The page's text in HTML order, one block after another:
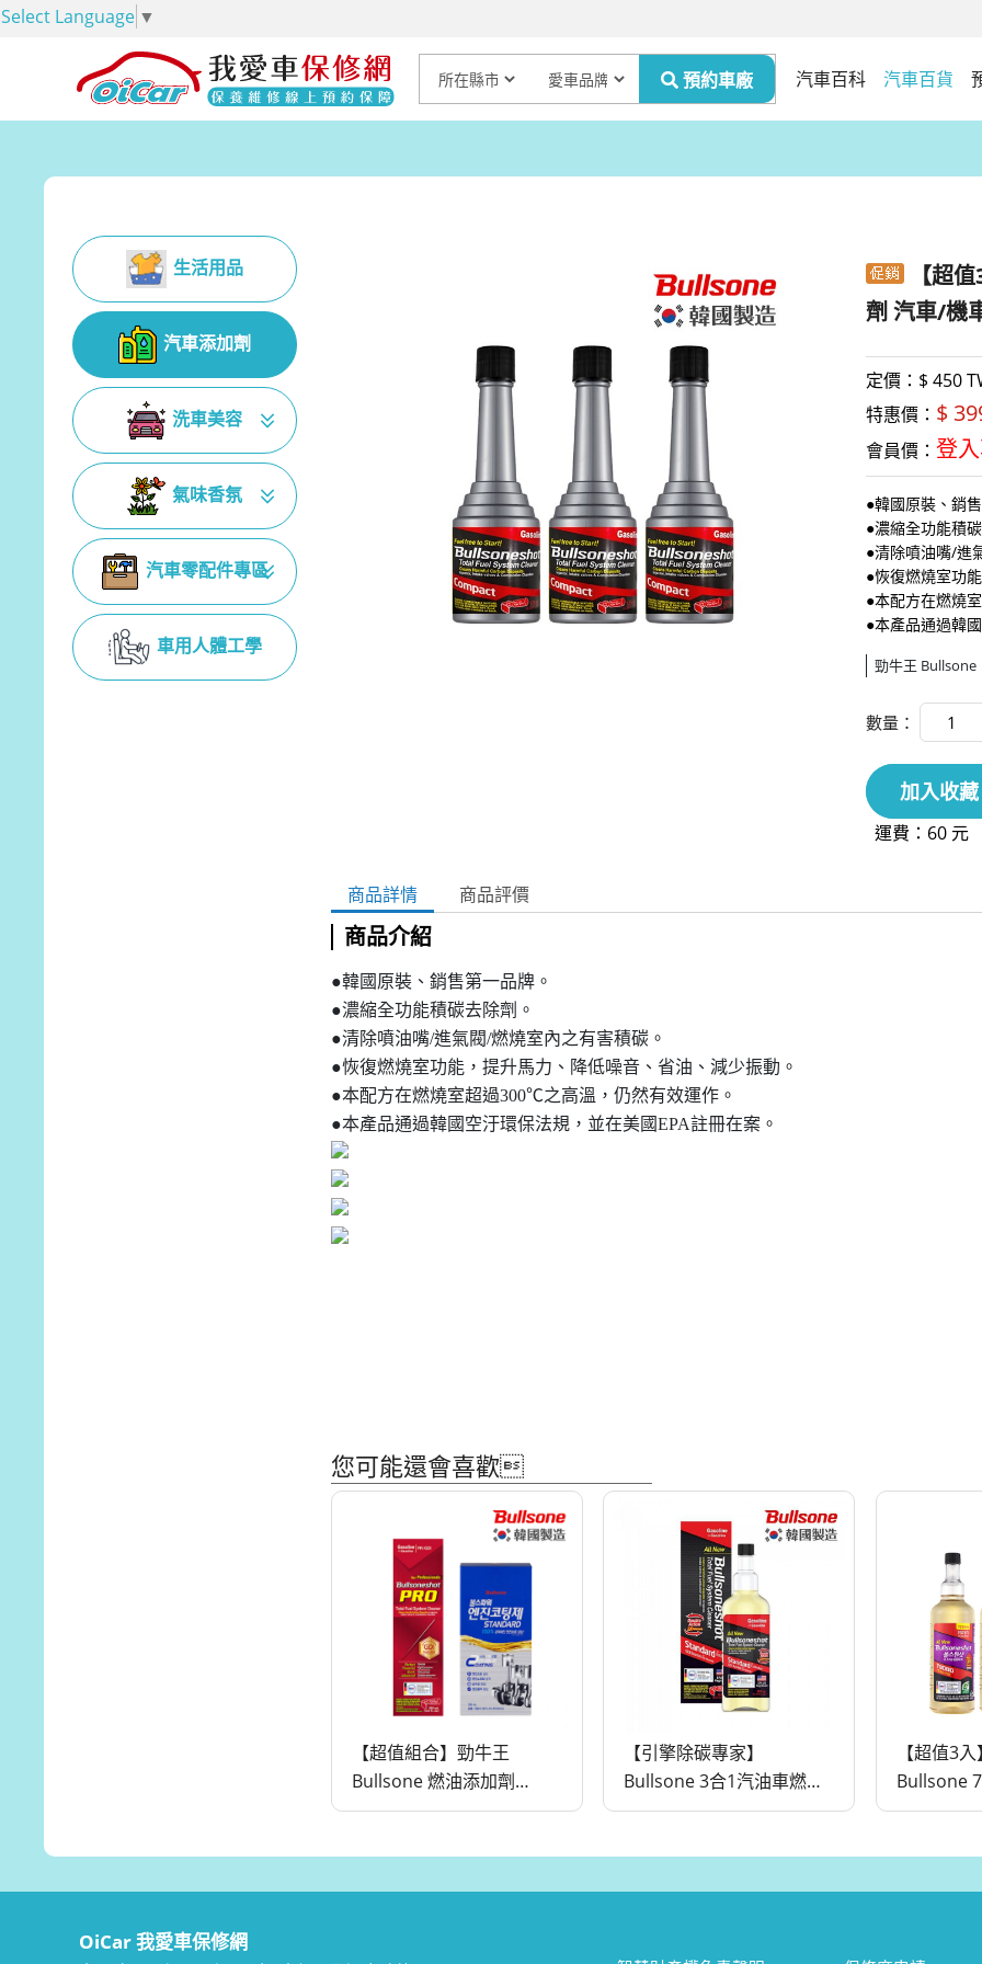
Select Language ▼
汽車百科 汽車百貨
生活用品
汽車添加劑
洗車美容
氣味香氛
汽車零配件專區
車用人體工學
【超
劑 汽車/機
定價：$ 450
特惠價： $
會員價：登
●韓國原裝、銷
●濃縮全功能積
●清除噴油嘴/進
●恢復燃燒室功
●本配方在燃燒
●本產品通過韓
勁牛王 Bullsone
數量：
加入收藏
運費：60 元
商品詳情
商品評價
商品介紹
●韓國原裝、銷售第一品牌。
●濃縮全功能積碳去除劑。
●清除噴油嘴/進氣閥/燃燒室內之有害積碳。
●恢復燃燒室功能，提升馬力、降低噪音、省油、減少振動。
●本配方在燃燒室超過300℃之高溫，仍然有效運作。
●本產品通過韓國空汙環保法規，並在美國EPA註冊在案。
您可能還會喜歡
【超值組合】勁牛王
Bullsone 燃油添加劑
Pro+奈米碳機油添加劑
【引擎除碳專家】
Bullsone 3合1汽油車燃油
添加劑
【超值3
Bullsone
油添加劑
OiCar 我愛車保修網